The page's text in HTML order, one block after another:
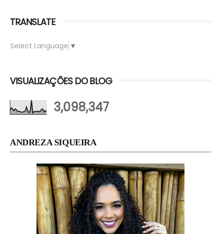
TRANSLATE
Select Language ▼
VISUALIZAÇÕES DO BLOG
3,098,347
ANDREZA SIQUEIRA